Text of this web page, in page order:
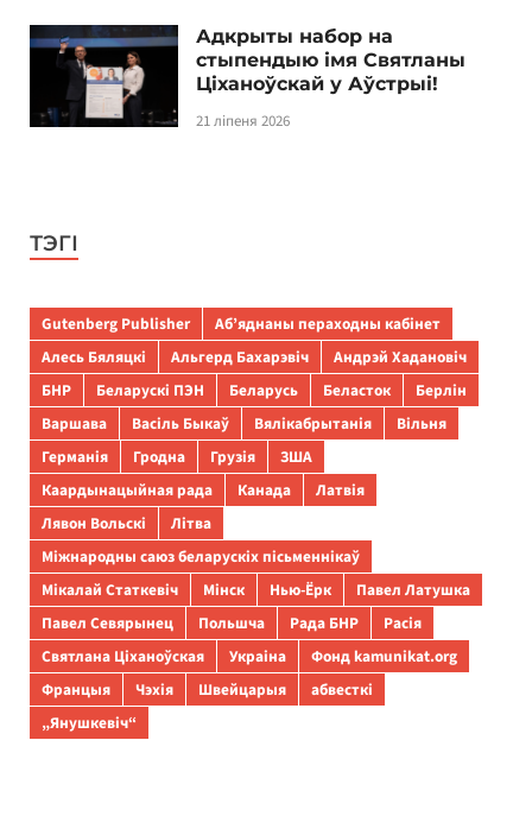
Адкрыты набор на
стыпендыю імя Святланы
Ціханоўскай у Аўстрыі!
21 ліпеня 2026
ТЭГІ
Gutenberg Publisher
Аб’яднаны пераходны кабінет
Алесь Бяляцкі
Альгерд Бахарэвіч
Андрэй Хадановіч
БНР
Беларускі ПЭН Беларусь Беласток
Берлін
Варшава
Васіль Быкаў Вялікабрытанія
Вільня
Германія
Гродна Грузія
ЗША
Каардынацыйная рада
Канада
Латвія
Лявон Вольскі
Літва
Міжнародны саюз беларускіх пісьменнікаў
Мікалай Статкевіч
Мінск Нью-Ёрк
Павел Латушка
Павел Севярынец
Польшча Рада БНР
Расія
Святлана Ціханоўская
Украіна
Фонд kamunikat.org
Францыя
Чэхія Швейцарыя
абвесткі
„Янушкевіч“